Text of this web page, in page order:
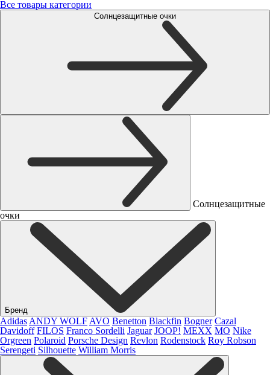
Все товары категории
Солнцезащитные очки
Солнцезащитные
очки
Бренд
Adidas ANDY WOLF AVO Benetton Blackfin Bogner Cazal
Davidoff FILOS Franco Sordelli Jaguar JOOP! MEXX MO Nike
Orgreen Polaroid Porsche Design Revlon Rodenstock Roy Robson
Serengeti Silhouette William Morris